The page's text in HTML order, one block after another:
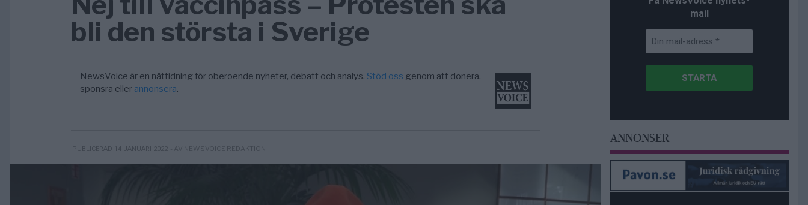
bli den största i Sverige
NewsVoice är en nättidning för oberoende nyheter, debatt och analys.Stöd oss genom att donera,
sponsra eller annonsera.
PUBLICERAD 14 JANUARI 2022 - AV NEWSVOICE REDAKTION
mail
ANNONSER